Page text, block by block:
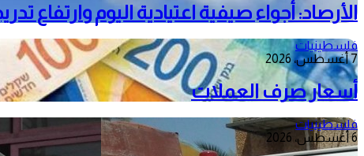
الأرصاد: أجواء صيفية اعتيادية اليوم وارتفاع
فلسطينيات
7 أغسطس، 2026
أسعار صرف العملات
فلسطينيات
6 أغسطس، 2026